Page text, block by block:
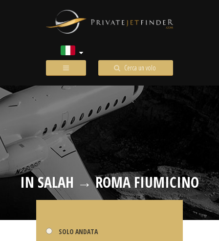
Cerca un volo
IN SALAH → ROMA FIUMICINO
SOLO ANDATA